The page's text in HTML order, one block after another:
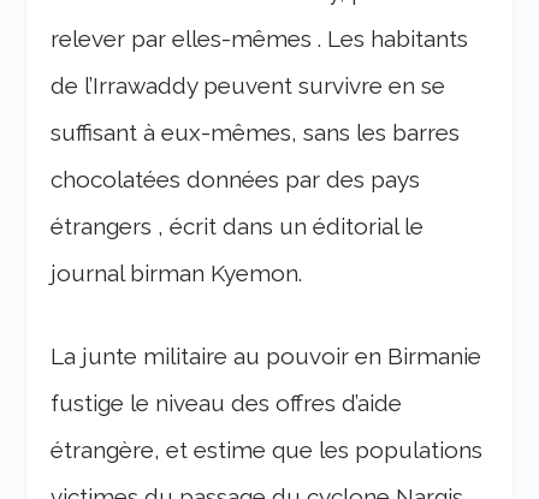
relever par elles-mêmes . Les habitants
de l’Irrawaddy peuvent survivre en se
suffisant à eux-mêmes, sans les barres
chocolatées données par des pays
étrangers , écrit dans un éditorial le
journal birman Kyemon.
La junte militaire au pouvoir en Birmanie
fustige le niveau des offres d’aide
étrangère, et estime que les populations